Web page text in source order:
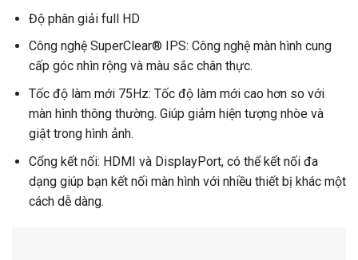
Độ phân giải full HD
Công nghệ SuperClear® IPS: Công nghệ màn hình cung
cấp góc nhìn rộng và màu sắc chân thực.
Tốc độ làm mới 75Hz: Tốc độ làm mới cao hơn so với
màn hình thông thường. Giúp giảm hiện tượng nhòe và
giật trong hình ảnh.
Cổng kết nối: HDMI và DisplayPort, có thể kết nối đa
dạng giúp bạn kết nối màn hình với nhiều thiết bị khác một
cách dễ dàng.